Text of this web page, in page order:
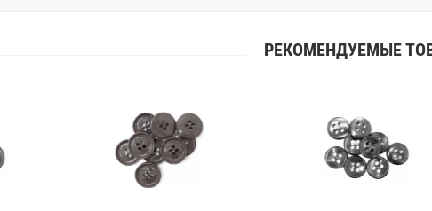
РЕКОМЕНДУЕМЫЕ